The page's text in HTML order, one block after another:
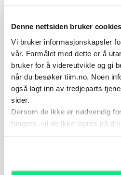
Denne nettsiden bruker cookies
Vi bruker informasjonskapsler
vår. Formålet med dette er å
bruker for å videreutvikle og gi
når du besøker tiim.no. Noen
også lagt inn av tredjeparts
sider.
Dersom de ikke er nødvendig
fungere, vil de ikke lagres på
Videoeksempler
Vinne ball/hindre
komme
Læringsmomenter
Læringsmomenter